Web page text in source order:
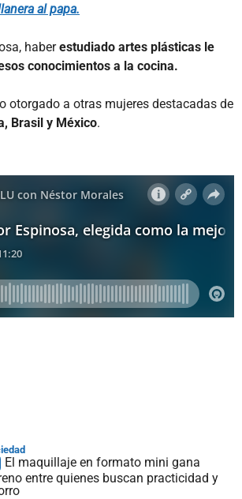
al papa.
haberestudiado artes plásticas le
conocimientos a la cocina.
otorgado a otras mujeres destacadas de
Brasil y México.
El maquillaje en formato mini gana
entre quienes buscan practicidad y